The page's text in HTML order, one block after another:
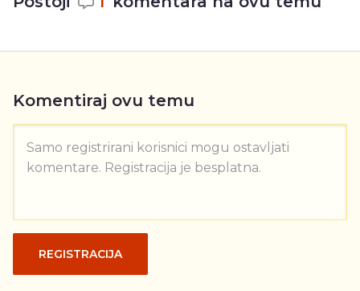
Komentiraj ovu temu
Samo registrirani korisnici mogu ostavljati
komentare. Registracija je besplatna.
REGISTRACIJA